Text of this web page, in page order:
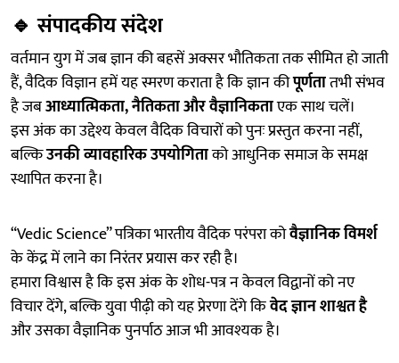
🔹संपादकीय संदेश
वर्तमान युग में जब ज्ञान की बहसें अक्सर भौतिकता तक सीमित हो जाती
हैं, वैदिक विज्ञान हमें यह स्मरण कराता है कि ज्ञान कीपूर्णतातभी संभव
है जबआध्यात्मिकता, नैतिकता और वैज्ञानिकताएक साथ चलें।
इस अंक का उद्देश्य केवल वैदिक विचारों को पुनः प्रस्तुत करना नहीं,
बल्किउनकी व्यावहारिक उपयोगिताको आधुनिक समाज के समक्ष
स्थापित करना है।
“Vedic Science” पत्रिका भारतीय वैदिक परंपरा कोवैज्ञानिक विमर्श
के केंद्र में लाने का निरंतर प्रयास कर रही है।
हमारा विश्वास है कि इस अंक के शोध-पत्र न केवल विद्वानों को नए
विचार देंगे, बल्कि युवा पीढ़ी को यह प्रेरणा देंगे किवेद ज्ञान शाश्वत है
और उसका वैज्ञानिक पुनर्पाठ आज भी आवश्यक है।